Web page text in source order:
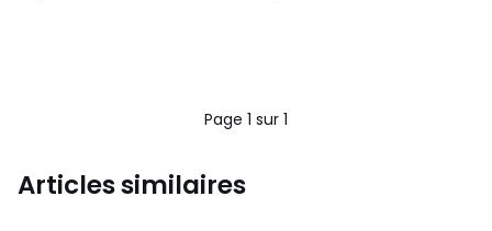
Page 1 sur 1
Articles similaires